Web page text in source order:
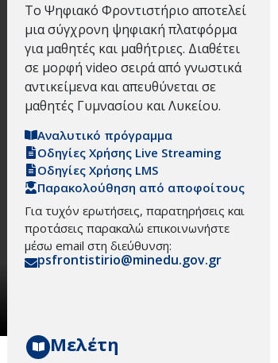
Το Ψηφιακό Φροντιστήριο αποτελεί
μια σύγχρονη ψηφιακή πλατφόρμα
για μαθητές και μαθήτριες. Διαθέτει
σε μορφή video σειρά από γνωστικά
αντικείμενα και απευθύνεται σε
μαθητές Γυμνασίου και Λυκείου.
Αναλυτικό πρόγραμμα
Οδηγίες Χρήσης Live Streaming
Οδηγίες Χρήσης LMS
Παρακολούθηση από αποφοίτους
Για τυχόν ερωτήσεις, παρατηρήσεις και
προτάσεις παρακαλώ επικοινωνήστε
μέσω email στη διεύθυνση:
psfrontistirio@minedu.gov.gr
Μελέτη